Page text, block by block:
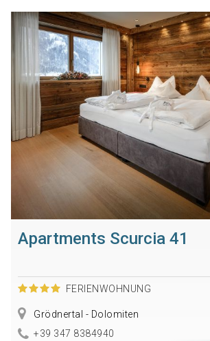
Apartments Scurcia 41
FERIENWOHNUNG
Grödnertal - Dolomiten
+39 347 8384940